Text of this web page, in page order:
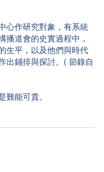
心作研究對象，有系統
播道會的史實過程中，
生平，以及他們與時代
出鋪排與探討。( 節錄自
能可貴。